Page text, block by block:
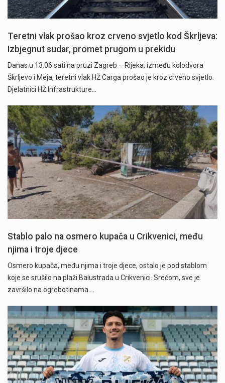
Teretni vlak prošao kroz crveno svjetlo kod Škrljeva:
Izbjegnut sudar, promet prugom u prekidu
Danas u 13:06 sati na pruzi Zagreb – Rijeka, između kolodvora
Škrljevo i Meja, teretni vlak HŽ Carga prošao je kroz crveno svjetlo.
Djelatnici HŽ Infrastrukture…
Stablo palo na osmero kupača u Crikvenici, među
njima i troje djece
Osmero kupača, među njima i troje djece, ostalo je pod stablom
koje se srušilo na plaži Balustrada u Crikvenici. Srećom, sve je
završilo na ogrebotinama.…